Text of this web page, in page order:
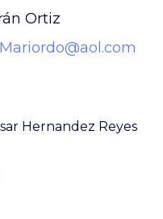
Ortiz
Mariordo@aol.com
Hernandez Reyes